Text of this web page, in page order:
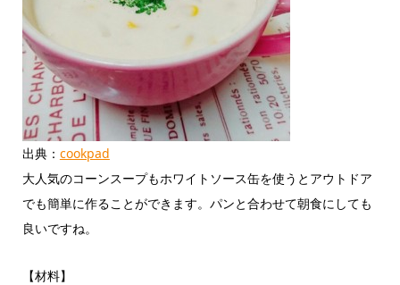
出典： cookpad
大人気のコーンスープもホワイトソース缶を使うとアウトドア
でも簡単に作ることができます。パンと合わせて朝食にしても
良いですね。
【材料】